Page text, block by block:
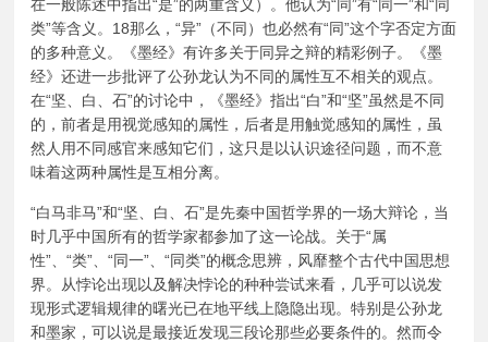
在一般陈述中指出“是”的两重含义）。他认为“同”有“同一”和“同
类”等含义。18那么，“异”（不同）也必然有“同”这个字否定方面
的多种意义。《墨经》有许多关于同异之辩的精彩例子。《墨
经》还进一步批评了公孙龙认为不同的属性互不相关的观点。
在“坚、白、石”的讨论中，《墨经》指出“白”和“坚”虽然是不同
的，前者是用视觉感知的属性，后者是用触觉感知的属性，虽
然人用不同感官来感知它们，这只是以认识途径问题，而不意
味着这两种属性是互相分离。
“白马非马”和“坚、白、石”是先秦中国哲学界的一场大辩论，当
时几乎中国所有的哲学家都参加了这一论战。关于“属
性”、“类”、“同一”、“同类”的概念思辨，风靡整个古代中国思想
界。从悖论出现以及解决悖论的种种尝试来看，几乎可以说发
现形式逻辑规律的曙光已在地平线上隐隐出现。特别是公孙龙
和墨家，可以说是最接近发现三段论那些必要条件的。然而令